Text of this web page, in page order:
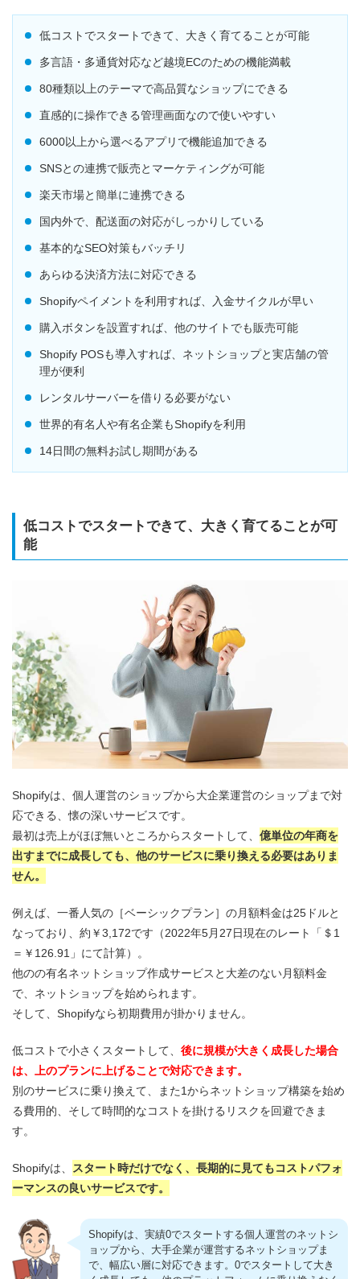
低コストでスタートできて、大きく育てることが可能
多言語・多通貨対応など越境ECのための機能満載
80種類以上のテーマで高品質なショップにできる
直感的に操作できる管理画面なので使いやすい
6000以上から選べるアプリで機能追加できる
SNSとの連携で販売とマーケティングが可能
楽天市場と簡単に連携できる
国内外で、配送面の対応がしっかりしている
基本的なSEO対策もバッチリ
あらゆる決済方法に対応できる
Shopifyペイメントを利用すれば、入金サイクルが早い
購入ボタンを設置すれば、他のサイトでも販売可能
Shopify POSも導入すれば、ネットショップと実店舗の管
理が便利
レンタルサーバーを借りる必要がない
世界的有名人や有名企業もShopifyを利用
14日間の無料お試し期間がある
低コストでスタートできて、大きく育てることが可
能
Shopifyは、個人運営のショップから大企業運営のショップまで対
応できる、懐の深いサービスです。
最初は売上がほぼ無いところからスタートして、 億単位の年商を
出すまでに成長しても、他のサービスに乗り換える必要はありま
せん。
例えば、一番人気の［ベーシックプラン］の月額料金は25ドルと
なっており、約￥3,172です（2022年5月27日現在のレート「＄1
＝￥126.91」にて計算）。
他のの有名ネットショップ作成サービスと大差のない月額料金
で、ネットショップを始められます。
そして、Shopifyなら初期費用が掛かりません。
低コストで小さくスタートして、 後に規模が大きく成長した場合
は、上のプランに上げることで対応できます。
別のサービスに乗り換えて、また1からネットショップ構築を始め
る費用的、そして時間的なコストを掛けるリスクを回避できま
す。
Shopifyは、
スタート時だけでなく、長期的に見てもコストパフォ
ーマンスの良いサービスです。
Shopifyは、実績0でスタートする個人運営のネットシ
ョップから、大手企業が運営するネットショップま
で、幅広い層に対応できます。0でスタートして大き